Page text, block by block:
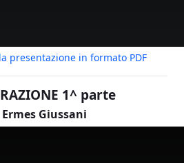
presentazione in formato PDF
1^ parte
Giussani